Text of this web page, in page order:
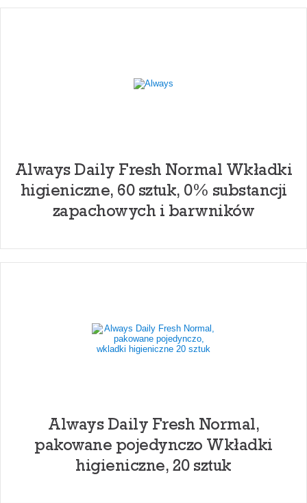
Always Daily Fresh Normal Wkładki
higieniczne, 60 sztuk, 0% substancji
zapachowych i barwników
Always Daily Fresh Normal,
pakowane pojedynczo Wkładki
higieniczne, 20 sztuk